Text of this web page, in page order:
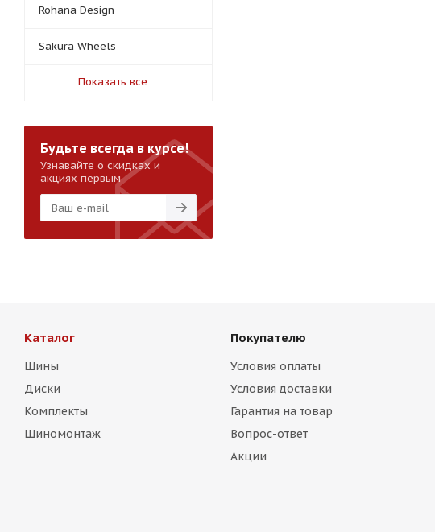
Rohana Design
Sakura Wheels
Показать все
Будьте всегда в курсе!
Узнавайте о скидках и
акциях первым
Каталог
Шины
Диски
Комплекты
Шиномонтаж
Покупателю
Условия оплаты
Условия доставки
Гарантия на товар
Вопрос-ответ
Акции